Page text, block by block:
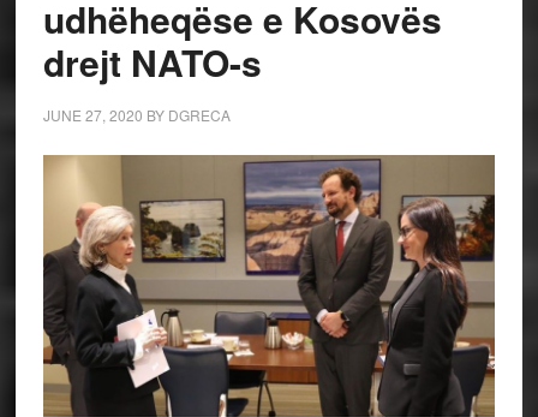
udhëheqëse e Kosovës
drejt NATO-s
JUNE 27, 2020 BY DGRECA